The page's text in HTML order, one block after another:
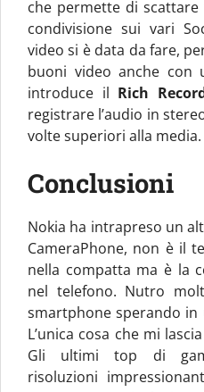
che permette di
condivisione sui vari
video si è data da fare,
buoni video anche con
introduce il Rich
registrare l’audio in
volte superiori alla media.
Conclusioni
Nokia ha intrapreso un
CameraPhone, non è il
nella compatta ma è la
nel telefono. Nutro
smartphone sperando in
L’unica cosa che mi
Gli ultimi top di
risoluzioni